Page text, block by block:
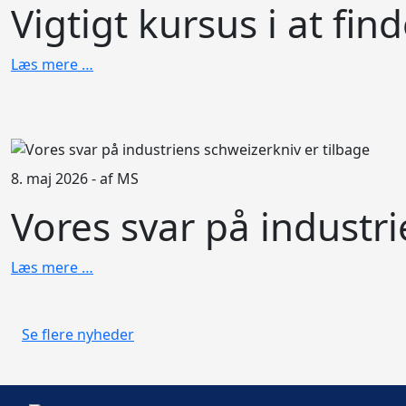
Vigtigt kursus i at
Læs mere …
8. maj 2026 - af MS
Vores svar på
Læs mere …
Se flere nyheder